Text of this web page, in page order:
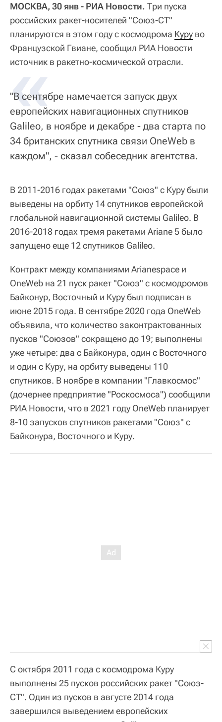
МОСКВА, 30 янв - РИА Новости. Три пуска
российских ракет-носителей "Союз-СТ"
планируются в этом году с космодрома Куру во
Французской Гвиане, сообщил РИА Новости
источник в ракетно-космической отрасли.
«
"В сентябре намечается запуск двух
европейских навигационных спутников
Galileo, в ноябре и декабре - два старта по
34 британских спутника связи OneWeb в
каждом", - сказал собеседник агентства.
В 2011-2016 годах ракетами "Союз" с Куру были
выведены на орбиту 14 спутников европейской
глобальной навигационной системы Galileo. В
2016-2018 годах тремя ракетами Ariane 5 было
запущено еще 12 спутников Galileo.
Контракт между компаниями Arianespace и
OneWeb на 21 пуск ракет "Союз" с космодромов
Байконур, Восточный и Куру был подписан в
июне 2015 года. В сентябре 2020 года OneWeb
объявила, что количество законтрактованных
пусков "Союзов" сокращено до 19; выполнены
уже четыре: два с Байконура, один с Восточного
и один с Куру, на орбиту выведены 110
спутников. В ноябре в компании "Главкосмос"
(дочернее предприятие "Роскосмоса") сообщили
РИА Новости, что в 2021 году OneWeb планирует
8-10 запусков спутников ракетами "Союз" с
Байконура, Восточного и Куру.
С октября 2011 года с космодрома Куру
выполнены 25 пусков российских ракет "Союз-
СТ". Один из пусков в августе 2014 года
завершился выведением европейских